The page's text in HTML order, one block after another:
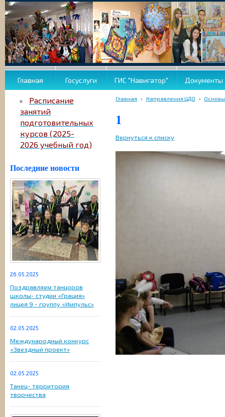
Главная Госуслуги ГИС "Навигатор" Документы
Расписание
занятий
подготовительных
курсов (2025-
2026 учебный год)
Последние новости
26.05.2025
Поздравляем танцоров
школы- студии «Грация»
лицея 9 - группу «Импульс»
02.05.2025
Международный конкурс
«Звездный проект»
02.05.2025
Танец- территория
творчества
Главная › Направления ЦДО › Основы
1
Вернуться к списку